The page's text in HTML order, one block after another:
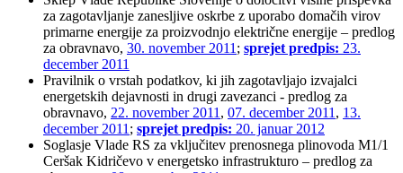
za zagotavljanje zanesljive oskrbe z uporabo domačih virov
primarne energije za proizvodnjo električne energije – predlog
za obravnavo, 30. november 2011 ; sprejet predpis: 23.
december 2011
Pravilnik o vrstah podatkov, ki jih zagotavljajo izvajalci
energetskih dejavnosti in drugi zavezanci - predlog za
obravnavo, 22. november 2011 , 07. december 2011 , 13.
december 2011 ; sprejet predpis: 20. januar 2012
Soglasje Vlade RS za vključitev prenosnega plinovoda M1/1
Ceršak Kidričevo v energetsko infrastrukturo – predlog za